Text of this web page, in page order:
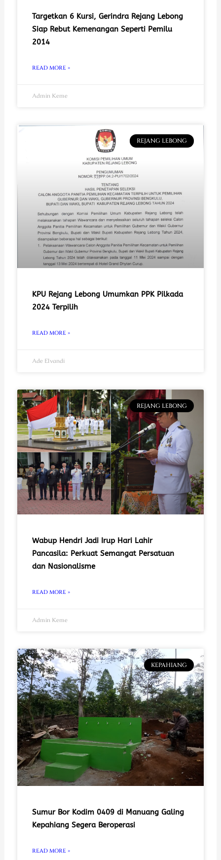
Targetkan 6 Kursi, Gerindra Rejang Lebong
Siap Rebut Kemenangan Seperti Pemilu
2014
READ MORE »
Admin Keme
REJANG LEBONG
KPU Rejang Lebong Umumkan PPK Pilkada
2024 Terpilih
READ MORE »
Ade Elvandi
REJANG LEBONG
Wabup Hendri Jadi Irup Hari Lahir
Pancasila: Perkuat Semangat Persatuan
dan Nasionalisme
READ MORE »
Admin Keme
KEPAHIANG
Sumur Bor Kodim 0409 di Manuang Galing
Kepahiang Segera Beroperasi
READ MORE »